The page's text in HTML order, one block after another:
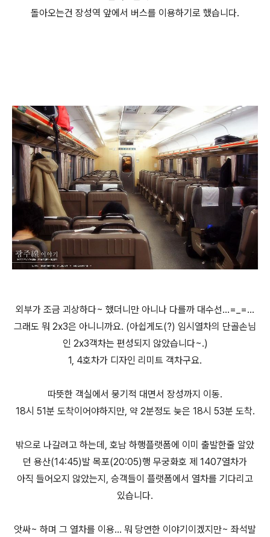
돌아오는건 장성역 앞에서 버스를 이용하기로 했습니다.
외부가 조금 괴상하다~ 했더니만 아니나 다를까 대수선...=_=...
그래도 뭐 2x3은 아니니까요. (아쉽게도(?) 임시열차의 단골손님
인 2x3객차는 편성되지 않았습니다~.)
1, 4호차가 디자인 리미트 객차구요.
따뜻한 객실에서 뭉기적 대면서 장성까지 이동.
18시 51분 도착이어야하지만, 약 2분정도 늦은 18시 53분 도착.
밖으로 나갈려고 하는데, 호남 하행플랫폼에 이미 출발한줄 알았
던 용산(14:45)발 목포(20:05)행 무궁화호 제 1407열차가
아직 들어오지 않았는지, 승객들이 플랫폼에서 열차를 기다리고
있습니다.
앗싸~ 하며 그 열차를 이용... 뭐 당연한 이야기이겠지만~ 좌석발